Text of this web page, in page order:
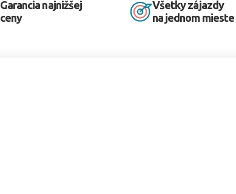
Garancia najnižšej
ceny
Všetky zájazdy
na jednom mieste